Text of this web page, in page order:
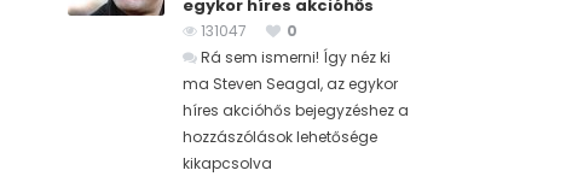
egykor híres akcióhős
131047
0
Rá sem ismerni! Így néz ki
ma Steven Seagal, az egykor
híres akcióhős bejegyzéshez a
hozzászólások lehetősége
kikapcsolva